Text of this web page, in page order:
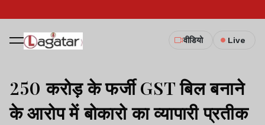
वीडियो Live
250 करोड़ के फर्जी GST बिल बनाने
के आरोप में बोकारो का व्यापारी प्रतीक